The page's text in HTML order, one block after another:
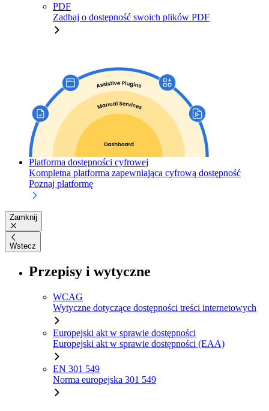
PDF
Zadbaj o dostępność swoich plików PDF
Platforma dostępności cyfrowej
Kompletna platforma zapewniająca cyfrową dostępność
Poznaj platformę
Zamknij
Wstecz
Przepisy i wytyczne
WCAG
Wytyczne dotyczące dostępności treści internetowych
Europejski akt w sprawie dostępności
Europejski akt w sprawie dostępności (EAA)
EN 301 549
Norma europejska 301 549